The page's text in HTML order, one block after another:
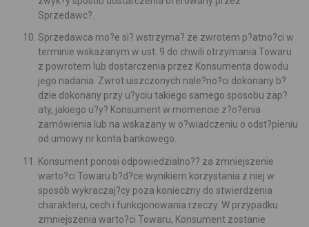
Sprzedawc?.
Sprzedawca mo?e si? wstrzyma? ze zwrotem p?atno?ci w
terminie wskazanym w ust. 9 do chwili otrzymania Towaru
z powrotem lub dostarczenia przez Konsumenta dowodu
jego nadania. Zwrot uiszczonych nale?no?ci dokonany b?
dzie dokonany przy u?yciu takiego samego sposobu zap?
aty, jakiego u?y? Konsument w momencie z?o?enia
zamówienia lub na wskazany w o?wiadczeniu o odst?pieniu
od umowy nr konta bankowego.
Konsument ponosi odpowiedzialno?? za zmniejszenie
warto?ci Towaru b?d?ce wynikiem korzystania z niej w
sposób wykraczaj?cy poza konieczny do stwierdzenia
charakteru, cech i funkcjonowania rzeczy. W przypadku
zmniejszenia warto?ci Towaru, Konsument zostanie